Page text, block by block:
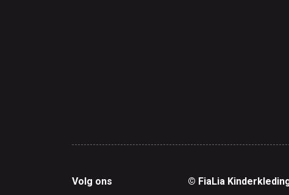
Volg ons © FiaLia